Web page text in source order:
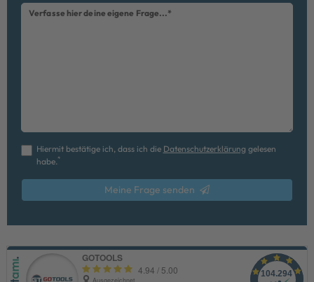
Verfasse hier deine eigene Frage...*
Hiermit bestätige ich, dass ich die Daten­schutz­erklärung gelesen
habe.*
Meine Frage senden